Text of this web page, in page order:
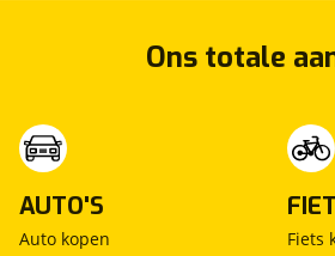
Ons totale
AUTO'S
Auto kopen
Fiets